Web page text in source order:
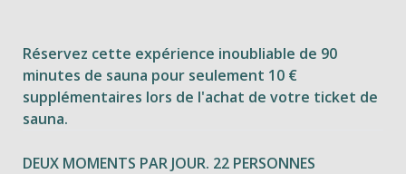
Réservez cette expérience inoubliable de 90
minutes de sauna pour seulement 10 €
supplémentaires lors de l'achat de votre ticket de
sauna.
DEUX MOMENTS PAR JOUR. 22 PERSONNES